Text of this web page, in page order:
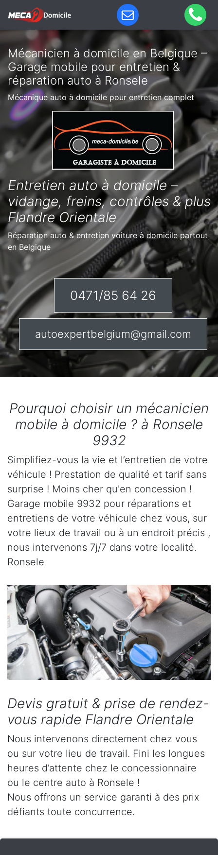
Mécanicien à domicile en Belgique –
Garage mobile pour entretien &
réparation auto à Ronsele
Mécanique auto à domicile pour entretien complet
Entretien auto à domicile –
vidange, freins, contrôles & plus
Flandre Orientale
Réparation auto & entretien voiture à domicile partout
en Belgique
0471/85 64 26
autoexpertbelgium@gmail.com
Pourquoi choisir un mécanicien
mobile à domicile ? à Ronsele
9932
Simplifiez-vous la vie et l’entretien de votre
véhicule ! Prestation de qualité et tarif sans
surprise ! Moins cher qu'en concession !
Garage mobile 9932 pour réparations et
entretiens de votre véhicule chez vous, sur
votre lieux de travail ou à un endroit précis ,
nous intervenons 7j/7 dans votre localité.
Ronsele
Devis gratuit & prise de rendez-
vous rapide Flandre Orientale
Nous intervenons directement chez vous
ou sur votre lieu de travail. Fini les longues
heures d’attente chez le concessionnaire
ou le centre auto à Ronsele !
Nous offrons un service garanti à des prix
défiants toute concurrence.